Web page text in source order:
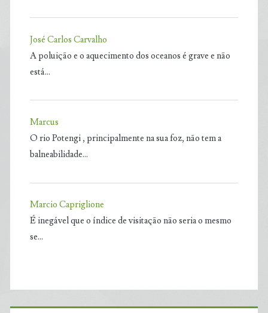
José Carlos Carvalho
A poluição e o aquecimento dos oceanos é grave e não
está…
Marcus
O rio Potengi , principalmente na sua foz, não tem a
balneabilidade…
Marcio Capriglione
É inegável que o índice de visitação não seria o mesmo
se…